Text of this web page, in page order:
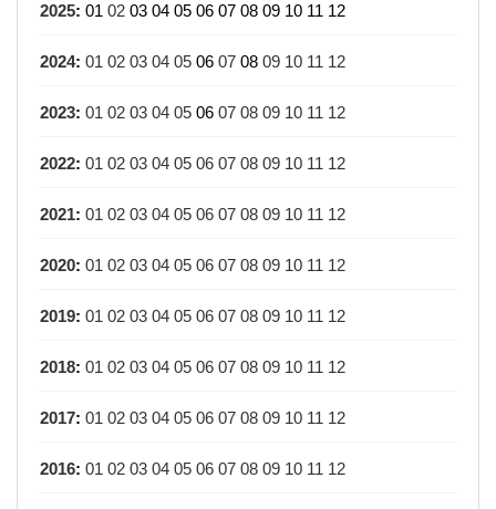
2025: 01 02 03 04 05 06 07 08 09 10 11 12
2024: 01 02 03 04 05 06 07 08 09 10 11 12
2023: 01 02 03 04 05 06 07 08 09 10 11 12
2022: 01 02 03 04 05 06 07 08 09 10 11 12
2021: 01 02 03 04 05 06 07 08 09 10 11 12
2020: 01 02 03 04 05 06 07 08 09 10 11 12
2019: 01 02 03 04 05 06 07 08 09 10 11 12
2018: 01 02 03 04 05 06 07 08 09 10 11 12
2017: 01 02 03 04 05 06 07 08 09 10 11 12
2016: 01 02 03 04 05 06 07 08 09 10 11 12